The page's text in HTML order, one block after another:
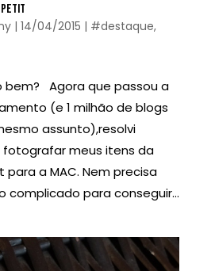
| 14/04/2015 | #destaque,
bem? Agora que passou a
(e 1 milhão de blogs
assunto),resolvi
fotografar meus itens da
a MAC. Nem precisa
complicado para conseguir...